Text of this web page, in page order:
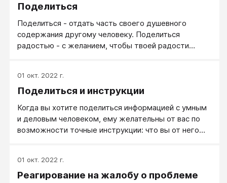
Поделиться
Поделиться - отдать часть своего душевного
содержания другому человеку. Поделиться
радостью - с желанием, чтобы твоей радости
01 окт. 2022 г.
Поделиться и инструкции
Когда вы хотите поделиться информацией с умным
и деловым человеком, ему желательны от вас по
возможности точные инструкции: что вы от него
01 окт. 2022 г.
Реагирование на жалобу о проблеме